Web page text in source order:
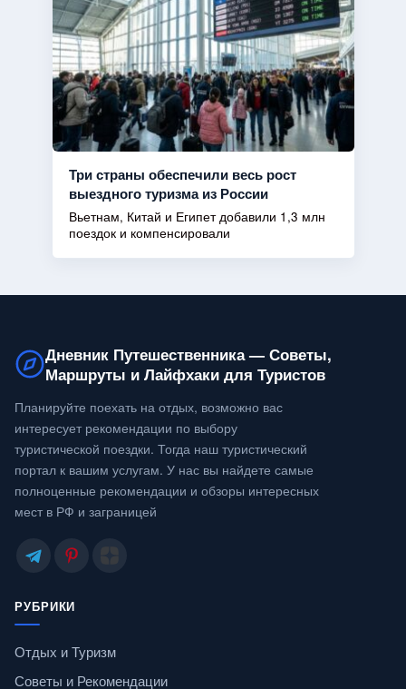
Три страны обеспечили весь рост
выездного туризма из России
Вьетнам, Китай и Египет добавили 1,3 млн
поездок и компенсировали
Дневник Путешественника — Советы,
Маршруты и Лайфхаки для Туристов
Планируйте поехать на отдых, возможно вас
интересует рекомендации по выбору
туристической поездки. Тогда наш туристический
портал к вашим услугам. У нас вы найдете самые
полноценные рекомендации и обзоры интересных
мест в РФ и заграницей
РУБРИКИ
Отдых и Туризм
Советы и Рекомендации